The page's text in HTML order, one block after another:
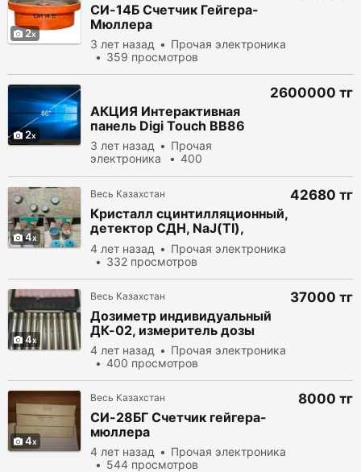
2
СИ-14Б Счетчик Гейгера-
Мюллера
3 лет назад
Прочая электроника
359 просмотров
2
АКЦИЯ Интерактивная
панель Digi Touch BB86
3 лет назад
Прочая
электроника
400
2600000 тг
4
Весь Казахстан
Кристалл сцинтилляционный,
детектор СДН, NaJ(TI),
CsJ(TI)
4 лет назад
Прочая электроника
332 просмотров
42680 тг
4
Весь Казахстан
Дозиметр индивидуальный
ДК-02, измеритель дозы
4 лет назад
Прочая электроника
400 просмотров
37000 тг
4
Весь Казахстан
CИ-28БГ Счетчик гейгера-
мюллера
4 лет назад
Прочая электроника
544 просмотров
8000 тг